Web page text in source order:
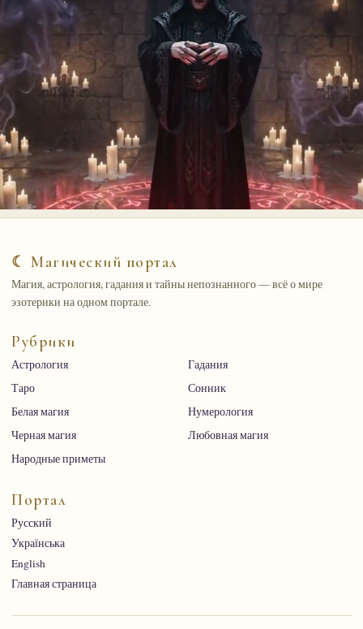
☾ Магический портал
Магия, астрология, гадания и тайны непознанного — всё о мире
эзотерики на одном портале.
Рубрики
Астрология
Гадания
Таро
Сонник
Белая магия
Нумерология
Черная магия
Любовная магия
Народные приметы
Портал
Русский
Українська
English
Главная страница